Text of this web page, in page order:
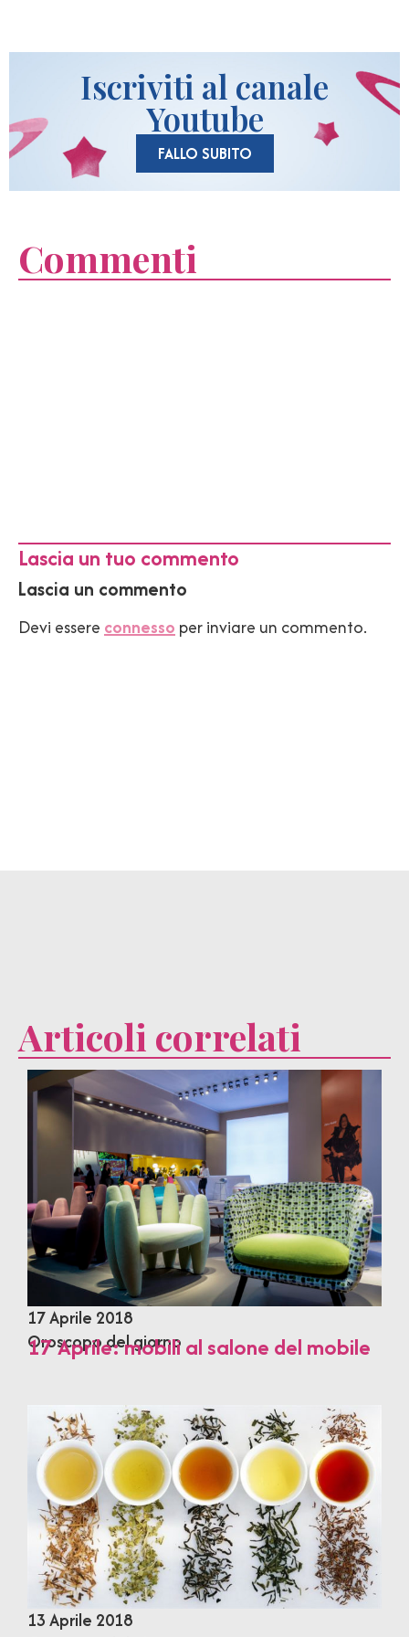
Iscriviti al canale
Youtube
FALLO SUBITO
Commenti
Lascia un tuo commento
Lascia un commento
Devi essere connesso per inviare un commento.
Articoli correlati
17 Aprile 2018
Oroscopo del giorno
17 Aprile: mobili al salone del mobile
13 Aprile 2018